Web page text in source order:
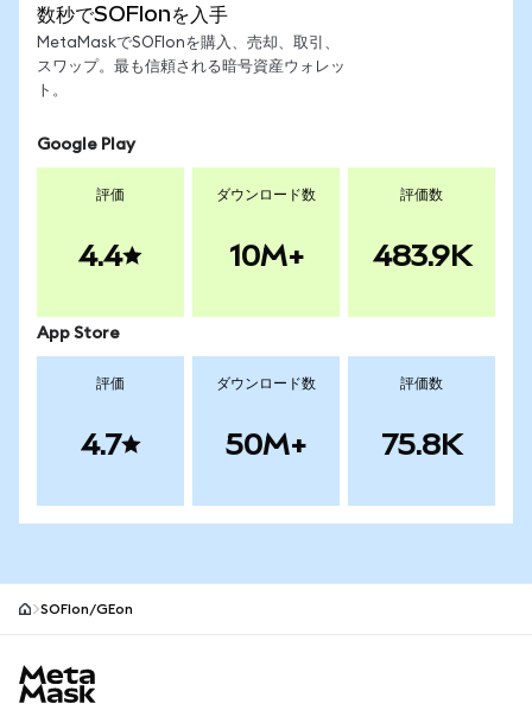
数秒でSOFIonを入手
MetaMaskでSOFIonを購入、売却、取引、
スワップ。最も信頼される暗号資産ウォレッ
ト。
Google Play
評価
4.4
ダウンロード数
10M+
評価数
483.9K
App Store
評価
4.7
ダウンロード数
50M+
評価数
75.8K
SOFIon/GEon